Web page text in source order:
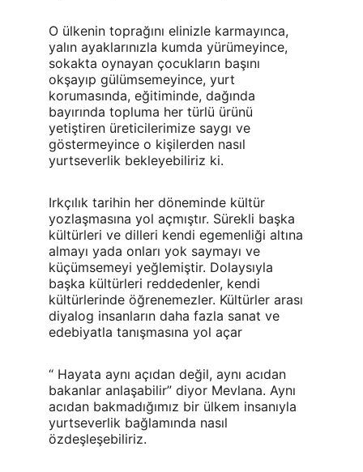
O ülkenin toprağını elinizle karmayınca,
yalın ayaklarınızla kumda yürümeyince,
sokakta oynayan çocukların başını
okşayıp gülümsemeyince, yurt
korumasında, eğitiminde, dağında
bayırında topluma her türlü ürünü
yetiştiren üreticilerimize saygı ve
göstermeyince o kişilerden nasıl
yurtseverlik bekleyebiliriz ki.
Irkçılık tarihin her döneminde kültür
yozlaşmasına yol açmıştır. Sürekli başka
kültürleri ve dilleri kendi egemenliği altına
almayı yada onları yok saymayı ve
küçümsemeyi yeğlemiştir. Dolaysıyla
başka kültürleri reddedenler, kendi
kültürlerinde öğrenemezler. Kültürler arası
diyalog insanların daha fazla sanat ve
edebiyatla tanışmasına yol açar
“ Hayata aynı açıdan değil, aynı acıdan
bakanlar anlaşabilir” diyor Mevlana. Aynı
acıdan bakmadığımız bir ülkem insanıyla
yurtseverlik bağlamında nasıl
özdeşleşebiliriz.